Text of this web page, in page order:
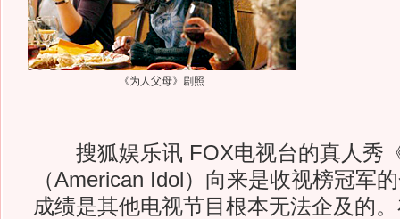
《为人父母》剧照
搜狐娱乐讯 FOX电视台的真人秀
（American Idol）向来是收视榜冠军
成绩是其他电视节目根本无法企及的